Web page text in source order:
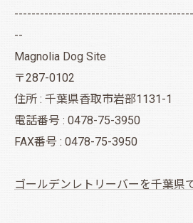
--
Magnolia Dog Site
〒287-0102
住所 : 千葉県香取市岩部1131-1
電話番号 : 0478-75-3950
FAX番号 : 0478-75-3950
ゴールデンレトリーバーを千葉県